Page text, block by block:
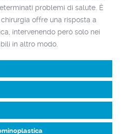
problemi di salute. È
offre una risposta a
intervenendo però solo nei
in altro modo.